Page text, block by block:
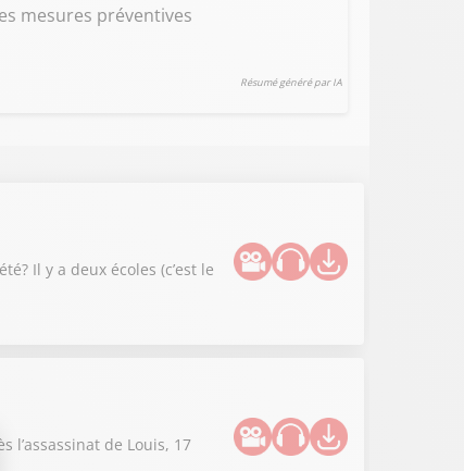
mesures préventives
Résumé généré par IA
Il y a deux écoles (c’est le
l’assassinat de Louis, 17